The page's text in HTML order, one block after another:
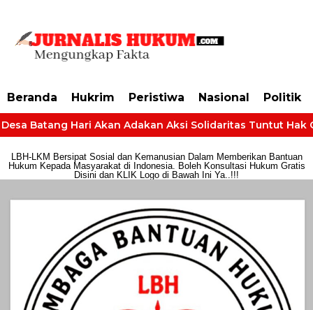
Beranda Hukrim Peristiwa Nasional Politik
Batang Hari Akan Adakan Aksi Solidaritas Tuntut Hak
LBH-LKM Bersipat Sosial dan Kemanusian Dalam Memberikan Bantuan
Hukum Kepada Masyarakat di Indonesia. Boleh Konsultasi Hukum Gratis
Disini dan KLIK Logo di Bawah Ini Ya..!!!